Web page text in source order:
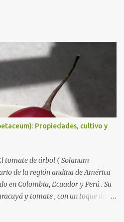
Propiedades, cultivo y
tomate de árbol ( Solanum
de la región andina de América
en Colombia, Ecuador y Perú . Su
y tomate , con un toque ácido